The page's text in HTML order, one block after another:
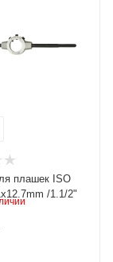
плашек ISO
/1.1/2"